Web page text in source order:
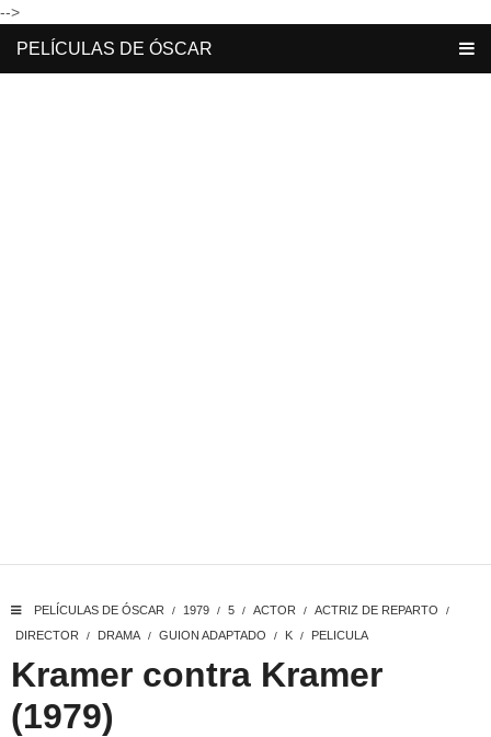
-->
PELÍCULAS DE ÓSCAR
PELÍCULAS DE ÓSCAR / 1979 / 5 / ACTOR / ACTRIZ DE REPARTO /
DIRECTOR / DRAMA / GUION ADAPTADO / K / PELICULA
Kramer contra Kramer
(1979)